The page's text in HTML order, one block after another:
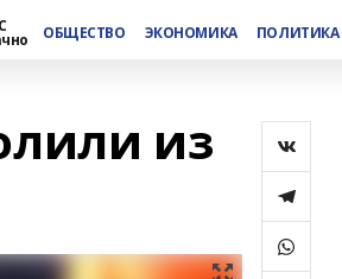
ОБЩЕСТВО ЭКОНОМИКА ПОЛИТИКА
из